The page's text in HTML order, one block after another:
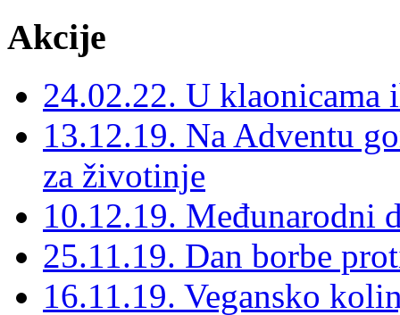
Akcije
24.02.22. U
13.12.19. Na Adventu
za životinje
10.12.19. Međunarodni
25.11.19. Dan borbe
16.11.19. Vegansko